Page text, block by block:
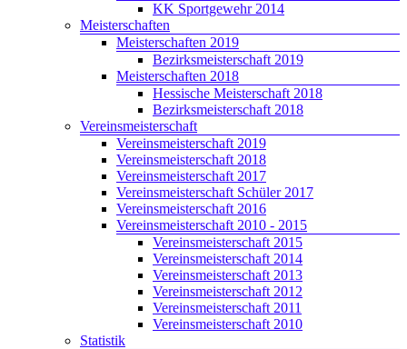
KK Sportgewehr 2014
Meisterschaften
Meisterschaften 2019
Bezirksmeisterschaft 2019
Meisterschaften 2018
Hessische Meisterschaft 2018
Bezirksmeisterschaft 2018
Vereinsmeisterschaft
Vereinsmeisterschaft 2019
Vereinsmeisterschaft 2018
Vereinsmeisterschaft 2017
Vereinsmeisterschaft Schüler 2017
Vereinsmeisterschaft 2016
Vereinsmeisterschaft 2010 - 2015
Vereinsmeisterschaft 2015
Vereinsmeisterschaft 2014
Vereinsmeisterschaft 2013
Vereinsmeisterschaft 2012
Vereinsmeisterschaft 2011
Vereinsmeisterschaft 2010
Statistik